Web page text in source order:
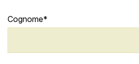
Cognome*